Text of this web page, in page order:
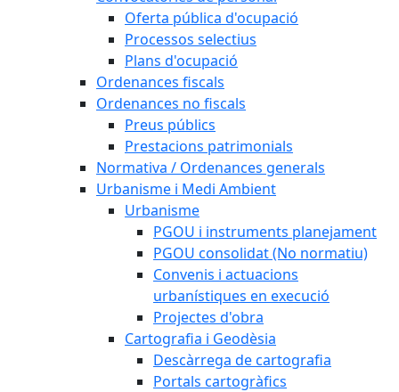
Oferta pública d'ocupació
Processos selectius
Plans d'ocupació
Ordenances fiscals
Ordenances no fiscals
Preus públics
Prestacions patrimonials
Normativa / Ordenances generals
Urbanisme i Medi Ambient
Urbanisme
PGOU i instruments planejament
PGOU consolidat (No normatiu)
Convenis i actuacions
urbanístiques en execució
Projectes d'obra
Cartografia i Geodèsia
Descàrrega de cartografia
Portals cartogràfics